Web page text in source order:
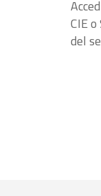
CIE
del